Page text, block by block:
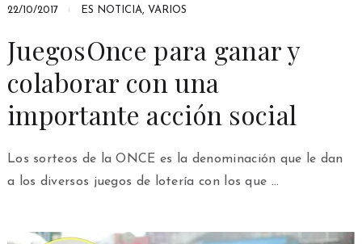
22/10/2017 ES NOTICIA, VARIOS
JuegosOnce para ganar y
colaborar con una
importante acción social
Los sorteos de la ONCE es la denominación que le dan
a los diversos juegos de lotería con los que …